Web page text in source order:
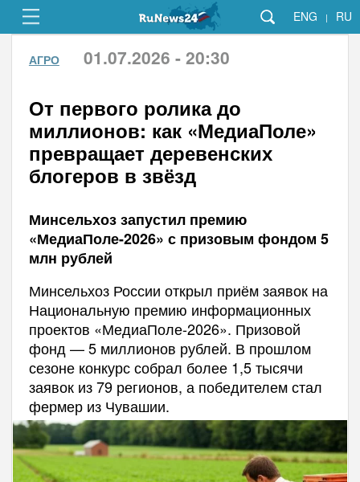
ENG | RU
АГРО 01.07.2026 - 20:30
От первого ролика до
миллионов: как «МедиаПоле»
превращает деревенских
блогеров в звёзд
Минсельхоз запустил премию
«МедиаПоле-2026» с призовым фондом 5
млн рублей
Минсельхоз России открыл приём заявок на
Национальную премию информационных
проектов «МедиаПоле-2026». Призовой
фонд — 5 миллионов рублей. В прошлом
сезоне конкурс собрал более 1,5 тысячи
заявок из 79 регионов, а победителем стал
фермер из Чувашии.